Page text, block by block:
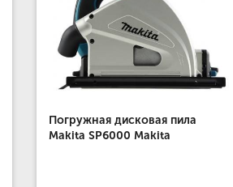
Погружная дисковая пила
Makita SP6000 Makita